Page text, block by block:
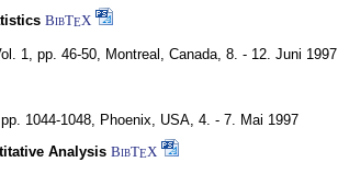
BibTEX
1, pp. 46-50, Montreal, Canada, 8. - 12. Juni 1997
1044-1048, Phoenix, USA, 4. - 7. Mai 1997
Analysis BibTEX